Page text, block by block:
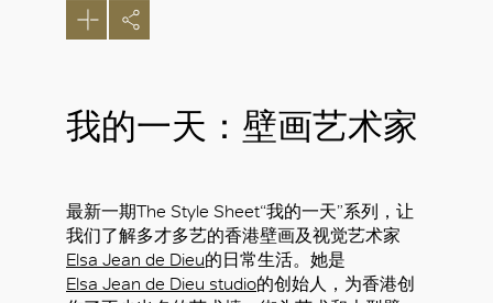
我的一天：壁画艺术家
最新一期The Style Sheet“我的一天”系列，让
我们了解多才多艺的香港壁画及视觉艺术家
Elsa Jean de Dieu的日常生活。她是
Elsa Jean de Dieu studio的创始人，为香港创